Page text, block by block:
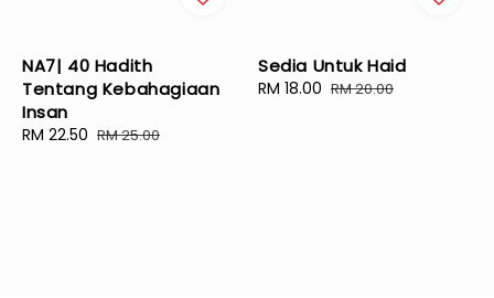
NA7| 40 Hadith
Tentang Kebahagiaan
Insan
Sale
RM 22.50 Regular
RM 25.00
Sedia Untuk Haid
Sale
RM 18.00 Regular
RM 20.00